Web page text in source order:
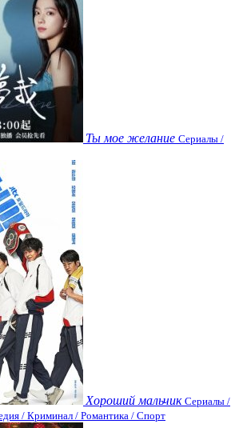
Ты мое желание Сериалы /
Хороший мальчик Сериалы /
/ Криминал / Романтика / Спорт